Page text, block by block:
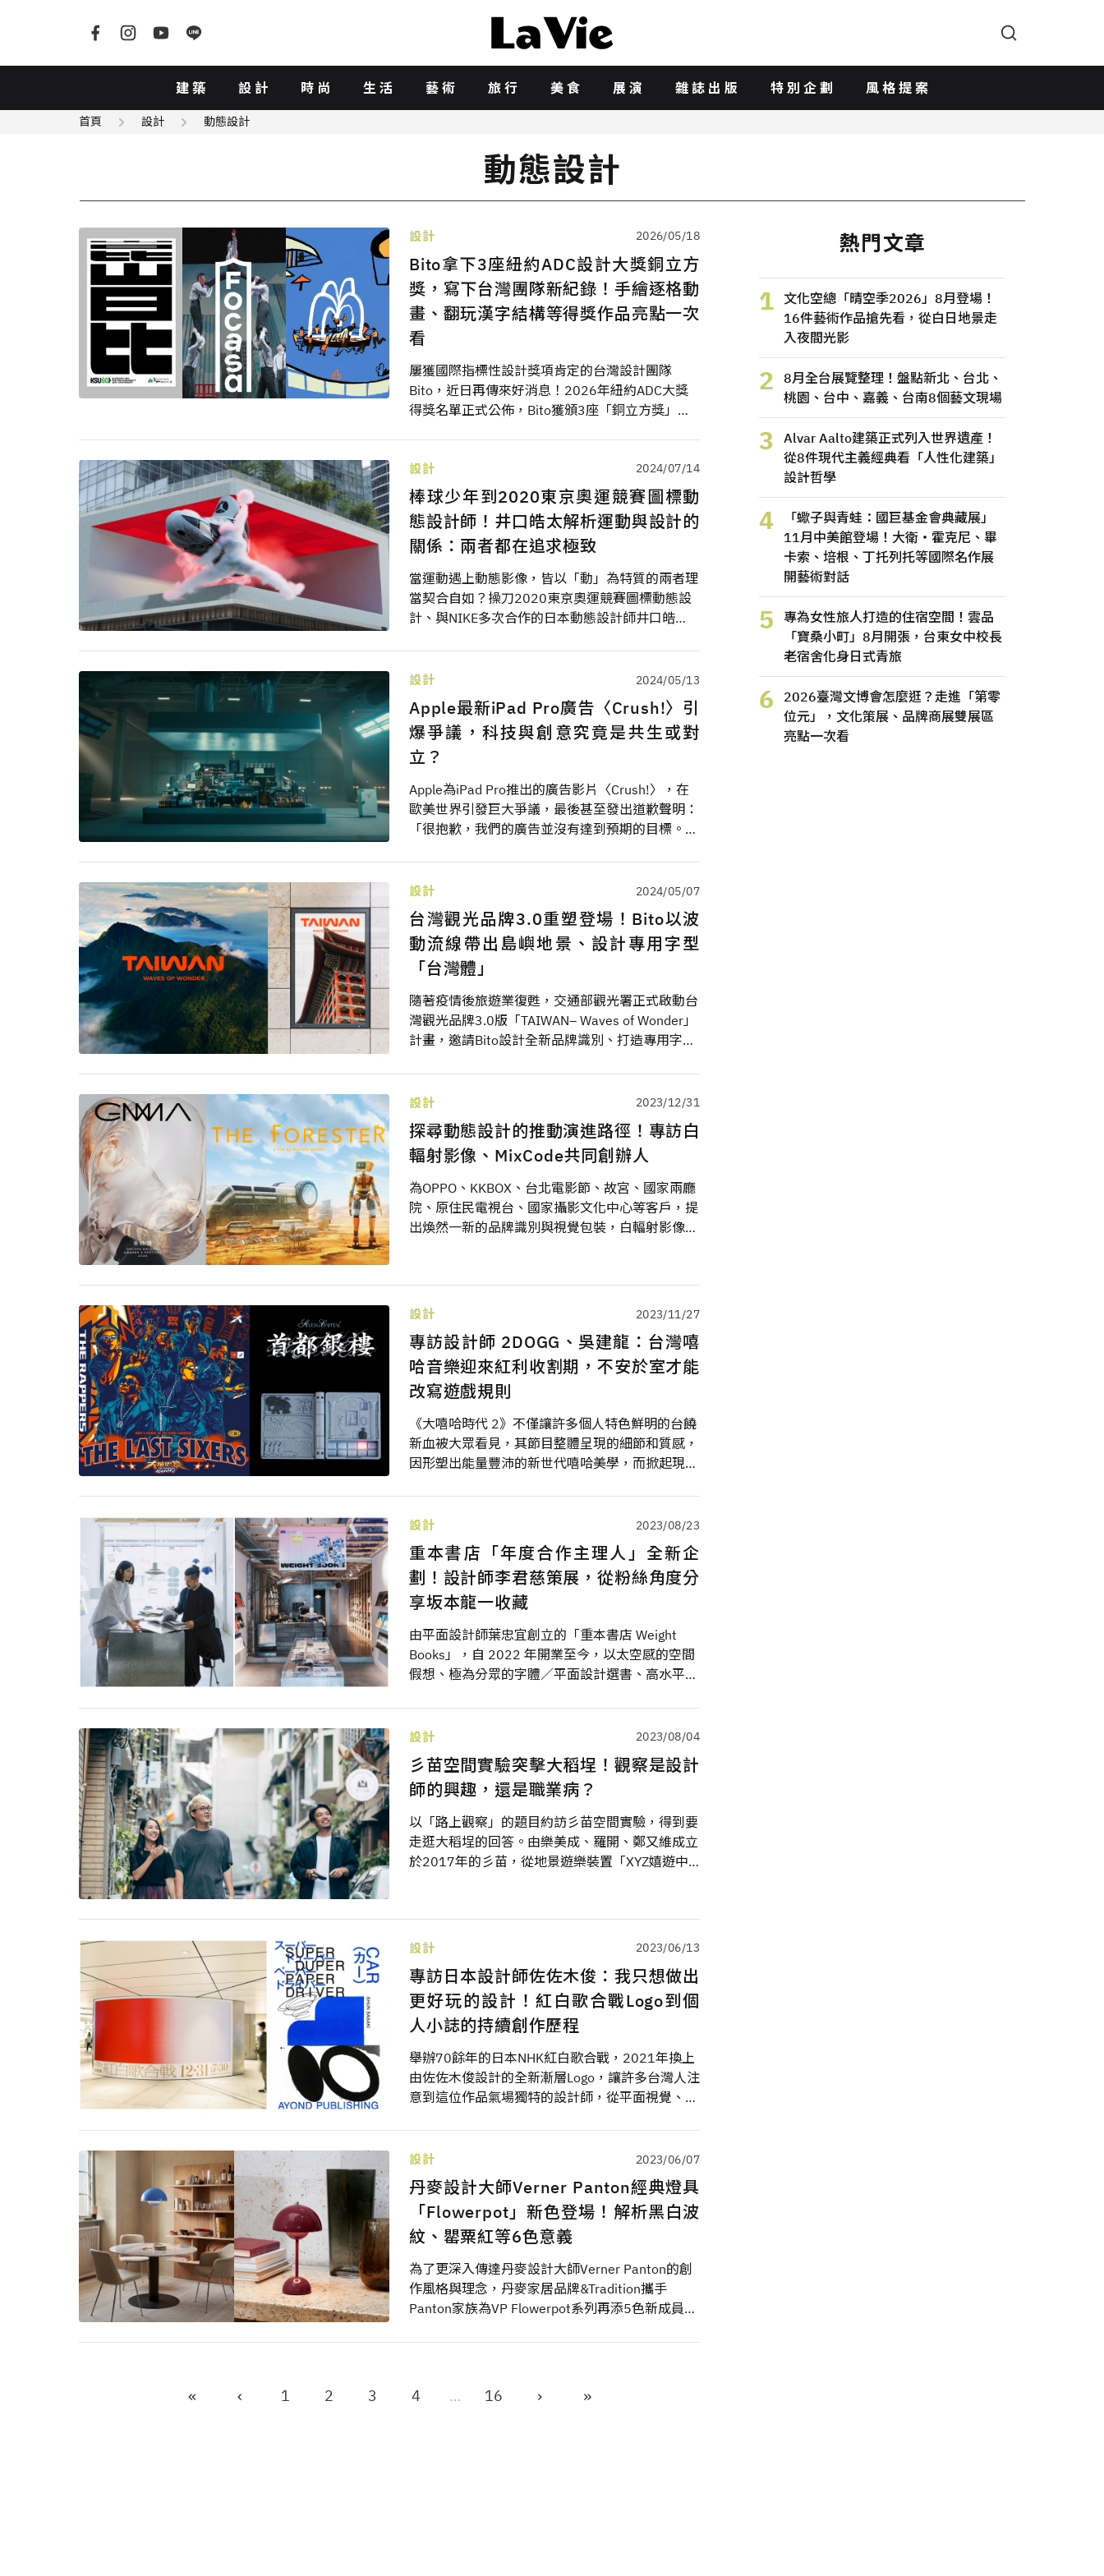
建築 設計 時尚 生活 藝術 旅行 美食 展演 雜誌出版 特別企劃 風格提案
首頁 設計 動態設計
動態設計
設計 2026/05/18
Bito拿下3座紐約ADC設計大獎銅立方
獎，寫下台灣團隊新紀錄！手繪逐格動
畫、翻玩漢字結構等得獎作品亮點一次
看
屢獲國際指標性設計獎項肯定的台灣設計團隊
Bito，近日再傳來好消息！2026年紐約ADC大獎
得獎名單正式公佈，Bito獲頒3座「銅立方獎」，
將台灣設計帶向世界舞台，同時寫下台灣團隊於
ADC的新紀錄。
設計 2024/07/14
棒球少年到2020東京奧運競賽圖標動
態設計師！井口皓太解析運動與設計的
關係：兩者都在追求極致
當運動遇上動態影像，皆以「動」為特質的兩者理
當契合自如？操刀2020東京奧運競賽圖標動態設
計、與NIKE多次合作的日本動態設計師井口皓
為運動已是動態，怎麼用動態再創新意實為考驗。
設計 2024/05/13
Apple最新iPad Pro廣告〈Crush!〉引
爆爭議，科技與創意究竟是共生或對
立？
Apple為iPad Pro推出的廣告影片〈Crush!〉，在
歐美世界引發巨大爭議，最後甚至發出道歉聲明：
「很抱歉，我們的廣告並沒有達到預期的目標。」
設計 2024/05/07
台灣觀光品牌3.0重塑登場！Bito以波
動流線帶出島嶼地景、設計專用字型
「台灣體」
隨著疫情後旅遊業復甦，交通部觀光署正式啟動台
灣觀光品牌3.0版「TAIWAN– Waves of Wonder」
計畫，邀請Bito設計全新品牌識別、打造專用字型
像呈現識別系統，為台灣觀光旅遊開創嶄新願景。
設計 2023/12/31
探尋動態設計的推動演進路徑！專訪白
輻射影像、MixCode共同創辦人
為OPPO、KKBOX、台北電影節、故宮、國家兩廳
院、原住民電視台、國家攝影文化中心等客戶，提
出煥然一新的品牌識別與視覺包裝，白輻射影像今
面設計、品牌識別、廣告動畫、活動展演等，以成
熟詮釋與創新策略，參與金曲和金馬設計，並替
Gogoro操刀主視覺與影片製作。這次由白輻射影
像創辦人洪鈺堂、創意總監曾傑，及MixCode共同
創辦人李孟栩（TuBo）為我們揭曉在動態設計這
條路上的闖關攻略。
設計 2023/11/27
專訪設計師 2DOGG、吳建龍：台灣嘻
哈音樂迎來紅利收割期，不安於室才能
改寫遊戲規則
《大嘻哈時代 2》不僅讓許多個人特色鮮明的台饒
新血被大眾看見，其節目整體呈現的細節和質感，
因形塑出能量豐沛的新世代嘻哈美學，而掀起現象
2DOGG，以及操刀由節目衍生的《六號餐 MEAL
NO.06》音樂企劃視覺的吳建龍，一起坐下來聊
聊，當台灣嘻哈音樂開始大眾化和娛樂化，有哪些
生猛的幕後創意。
設計 2023/08/23
重本書店「年度合作主理人」全新企
劃！設計師李君慈策展，從粉絲角度分
享坂本龍一收藏
由平面設計師葉忠宜創立的「重本書店 Weight
Books」，自 2022 年開業至今，以太空感的空間
假想、極為分眾的字體／平面設計選書、高水平的
時間便成為了台北的新熱點。2023年又啟動「年
度合作主理人」全新企劃，邀請平面設計師李君慈
策展，首檔推出《重本：特別附錄——合作主理人
收藏企劃：龍一特輯☆》，從粉絲角度分享坂本龍
一收藏。
設計 2023/08/04
彡苗空間實驗突擊大稻埕！觀察是設計
師的興趣，還是職業病？
以「路上觀察」的題目約訪彡苗空間實驗，得到要
走逛大稻埕的回答。由樂美成、羅開、鄭又維成立
於2017年的彡苗，從地景遊樂裝置「XYZ嬉遊中
有貫串每件作品的「彡苗風格」，而採因地制宜、
因應業主制宜的手法，每次設計都是對品牌、業主
眼，帶領我們探訪前店也開箱後廠，從大稻埕頭走
到尾，從觀察推演到創作。
設計 2023/06/13
專訪日本設計師佐佐木俊：我只想做出
更好玩的設計！紅白歌合戰Logo到個
人小誌的持續創作歷程
舉辦70餘年的日本NHK紅白歌合戰，2021年換上
由佐佐木俊設計的全新漸層Logo，讓許多台灣人注
意到這位作品氣場獨特的設計師，從平面視覺、書
有俐落平衡。受聶永真邀請，他於5月來台擔任今
年高雄「青春設計節」視覺傳達設計類的評審，並
為系列講座主講人之一，以「持續創作」為題，和
青年學子分享自身投入設計工作以來的心路歷程。
設計 2023/06/07
丹麥設計大師Verner Panton經典燈具
「Flowerpot」新色登場！解析黑白波
紋、罌粟紅等6色意義
為了更深入傳達丹麥設計大師Verner Panton的創
作風格與理念，丹麥家居品牌&Tradition攜手
Panton家族為VP Flowerpot系列再添5色新成員，
色選不只成色獨特，更蘊藏著呼應設計師創作生涯
« ‹ › »
1 2 3 4 … 16
熱門文章
1
文化空總「晴空季2026」8月登場！
16件藝術作品搶先看，從白日地景走
入夜間光影
2
8月全台展覽整理！盤點新北、台北、
桃園、台中、嘉義、台南8個藝文現場
3
Alvar Aalto建築正式列入世界遺產！
從8件現代主義經典看「人性化建築」
設計哲學
4
「蠍子與青蛙：國巨基金會典藏展」
11月中美館登場！大衛・霍克尼、畢
卡索、培根、丁托列托等國際名作展
開藝術對話
5
專為女性旅人打造的住宿空間！雲品
「寶桑小町」8月開張，台東女中校長
老宿舍化身日式青旅
6
2026臺灣文博會怎麼逛？走進「第零
位元」，文化策展、品牌商展雙展區
亮點一次看